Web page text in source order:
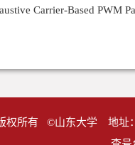
Carrier-Based PWM
权所有 ©山东大学 地址